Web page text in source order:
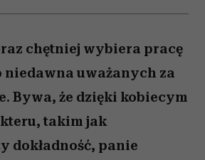
chętniej wybiera pracę
niedawna uważanych za
Bywa, że dzięki kobiecym
takim jak
dokładność, panie